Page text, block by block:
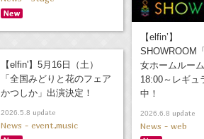
【elfin’】
SHOWROOM
女ホームルー
18:00～レギュ
中！
2026.6.8 update
News - web
【elfin'】5月16日（土）
「全国みどりと花のフェア
かつしか」出演決定！
2026.5.8 update
News - event,music